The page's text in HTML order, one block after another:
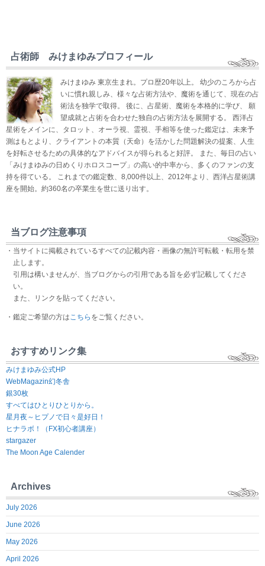
占術師 みけまゆみプロフィール
みけまゆみ 東京生まれ。プロ歴20年以上。 幼少のころから占
いに慣れ親しみ、様々な占術方法や、魔術を通じて、現在の占
術法を独学で取得。 後に、占星術、魔術を本格的に学び、 願
望成就と占術を合わせた独自の占術方法を展開する。 西洋占
星術をメインに、タロット、オーラ視、霊視、手相等を使った鑑定は、未来予
測はもとより、クライアントの本質（天命）を活かした問題解決の提案、人生
を好転させるための具体的なアドバイスが得られると好評。 また、毎日の占い
「みけまゆみの日めくりホロスコープ」の高い的中率から、多くのファンの支
持を得ている。 これまでの鑑定数、8,000件以上、2012年より、西洋占星術講
座を開始。約360名の卒業生を世に送り出す。
当ブログ注意事項
・当サイトに掲載されているすべての記載内容・画像の無許可転載・転用を禁
止します。
引用は構いませんが、当ブログからの引用である旨を必ず記載してくださ
い。
また、リンクを貼ってください。
・鑑定ご希望の方はこちら をご覧ください。
おすすめリンク集
みけまゆみ公式HP
WebMagazin幻冬舎
銀30枚
すべてはひとりひとりから。
星月夜～ヒプノで日々是好日！
ヒナラボ！（FX初心者講座）
stargazer
The Moon Age Calender
Archives
July 2026
June 2026
May 2026
April 2026